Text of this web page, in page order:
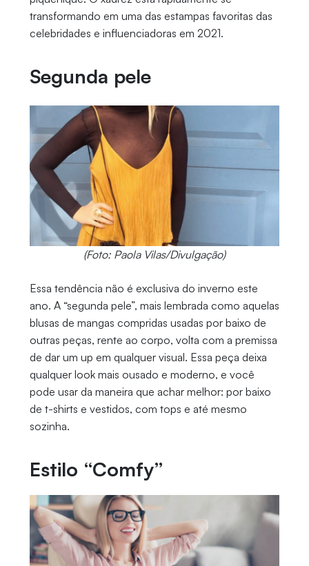
transformando em uma das estampas favoritas das
celebridades e influenciadoras em 2021.
Segunda pele
(Foto: Paola Vilas/Divulgação)
Essa tendência não é exclusiva do inverno este
ano. A “segunda pele”, mais lembrada como aquelas
blusas de mangas compridas usadas por baixo de
outras peças, rente ao corpo, volta com a premissa
de dar um up em qualquer visual. Essa peça deixa
qualquer look mais ousado e moderno, e você
pode usar da maneira que achar melhor: por baixo
de t-shirts e vestidos, com tops e até mesmo
sozinha.
Estilo “Comfy”